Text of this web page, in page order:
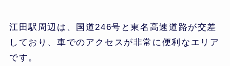
江田駅周辺は、国道246号と東名高速道路が交差
しており、車でのアクセスが非常に便利なエリア
です。